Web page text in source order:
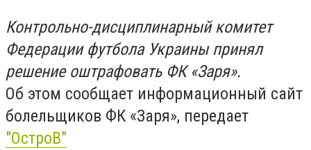
Контрольно-дисциплинарный комитет
Федерации футбола Украины принял
решение оштрафовать ФК «Заря».
Об этом сообщает информационный сайт
болельщиков ФК «Заря», передает
"ОстроВ"